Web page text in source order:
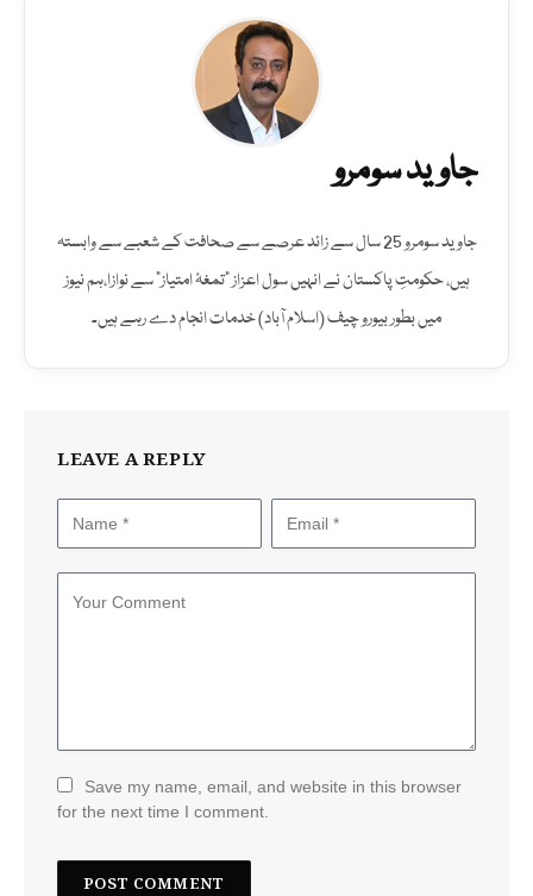
جاوید سومرو
جاوید سومرو 25 سال سے زائد عرصے سے صحافت کے شعبے سے وابستہ
ہیں، حکومتِ پاکستان نے انہیں سول اعزاز "تمغۂ امتیاز" سے نوازا،ہم نیوز
میں بطور بیورو چیف (اسلام آباد) خدمات انجام دے رہے ہیں۔
LEAVE A REPLY
Save my name, email, and website in this browser
for the next time I comment.